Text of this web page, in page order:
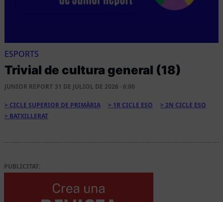
ESPORTS
Trivial de cultura general (18)
JUNIOR REPORT 31 DE JULIOL DE 2026 · 6:00
CICLE SUPERIOR DE PRIMÀRIA 1R CICLE ESO
2N CICLE ESO
BATXILLERAT
PUBLICITAT: